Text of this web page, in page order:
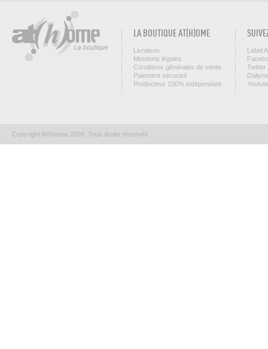
LA BOUTIQUE AT(H)OME
Livraison
Mentions légales
Conditions générales de vente
Paiement sécurisé
Producteur 100% indépendant
Label
Twitter
Copyright At(h)ome 2026. Tous droits réservés